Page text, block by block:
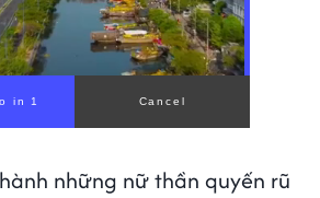
những nữ thần quyến rũ